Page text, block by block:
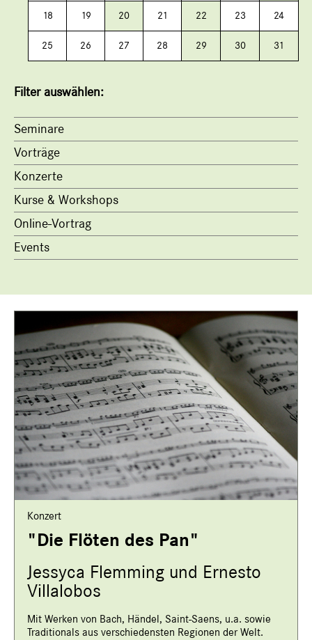
18 19 20 21 22 23 24
25 26 27 28 29 30 31
Filter auswählen:
Seminare
Vorträge
Konzerte
Kurse & Workshops
Online-Vortrag
Events
Konzert
"Die Flöten des Pan"
Jessyca Flemming und Ernesto
Villalobos
Mit Werken von Bach, Händel, Saint-Saens, u.a. sowie
Traditionals aus verschiedensten Regionen der Welt.